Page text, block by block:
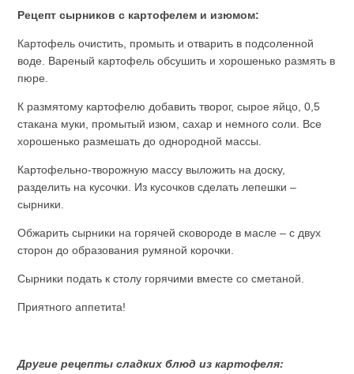
Рецепт сырников с картофелем и изюмом:
Картофель очистить, промыть и отварить в подсоленной
воде. Вареный картофель обсушить и хорошенько размять в
пюре.
К размятому картофелю добавить творог, сырое яйцо, 0,5
стакана муки, промытый изюм, сахар и немного соли. Все
хорошенько размешать до однородной массы.
Картофельно-творожную массу выложить на доску,
разделить на кусочки. Из кусочков сделать лепешки –
сырники.
Обжарить сырники на горячей сковороде в масле – с двух
сторон до образования румяной корочки.
Сырники подать к столу горячими вместе со сметаной.
Приятного аппетита!
Другие рецепты сладких блюд из картофеля: